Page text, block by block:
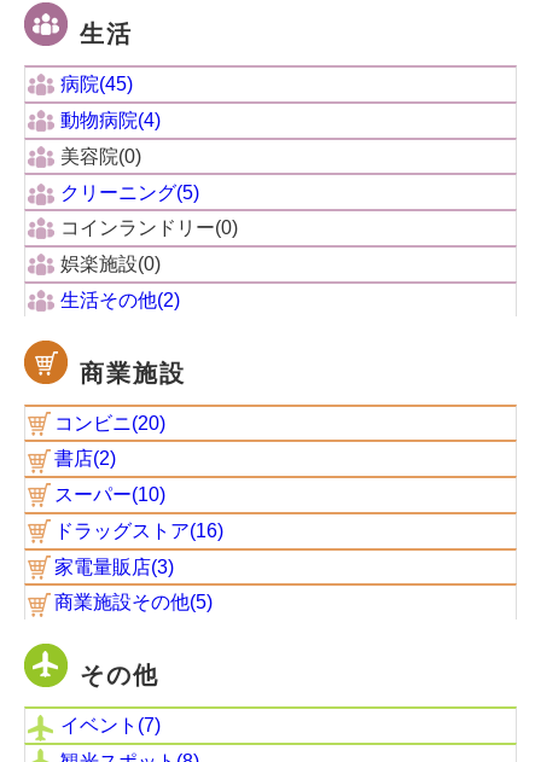
生活
病院(45)
動物病院(4)
美容院(0)
クリーニング(5)
コインランドリー(0)
娯楽施設(0)
生活その他(2)
商業施設
コンビニ(20)
書店(2)
スーパー(10)
ドラッグストア(16)
家電量販店(3)
商業施設その他(5)
その他
イベント(7)